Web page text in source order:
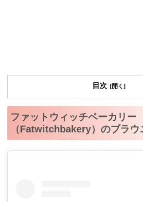
目次
ファットウィッチベーカリー
（Fatwitchbakery）のブラウ